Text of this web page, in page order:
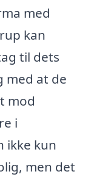
med
kan
til dets
med at de
mod
i
ikke kun
men det